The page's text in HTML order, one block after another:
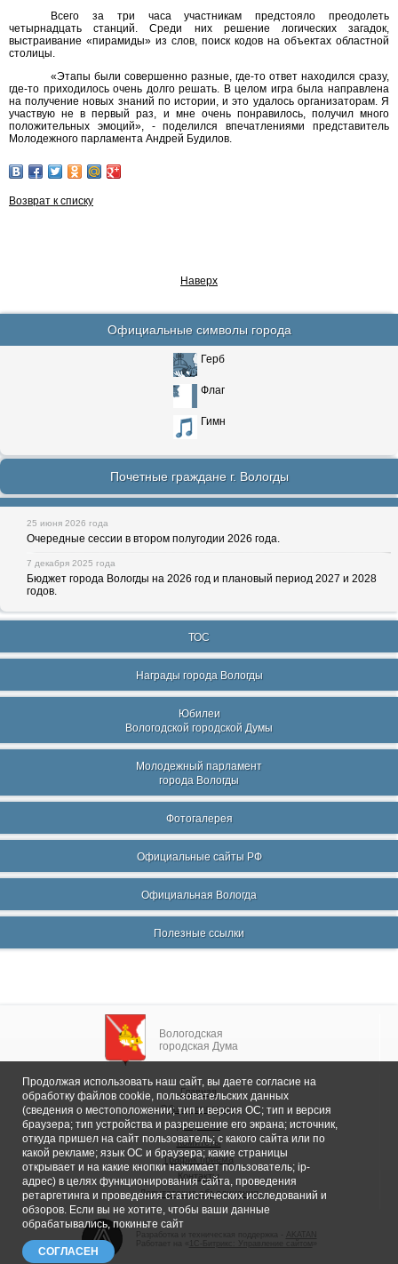
Всего за три часа участникам предстояло преодолеть
четырнадцать станций. Среди них решение логических загадок,
выстраивание «пирамиды» из слов, поиск кодов на объектах областной
столицы.
«Этапы были совершенно разные, где-то ответ находился сразу,
где-то приходилось очень долго решать. В целом игра была направлена
на получение новых знаний по истории, и это удалось организаторам. Я
участвую не в первый раз, и мне очень понравилось, получил много
положительных эмоций», - поделился впечатлениями представитель
Молодежного парламента Андрей Будилов.
Возврат к списку
Наверх
Официальные символы города
Герб
Флаг
Гимн
Почетные граждане г. Вологды
25 июня 2026 года
Очередные сессии в втором полугодии 2026 года.
7 декабря 2025 года
Бюджет города Вологды на 2026 год и плановый период 2027 и 2028
годов.
ТОС
Награды города Вологды
Юбилеи
Вологодской городской Думы
Молодежный парламент
города Вологды
Фотогалерея
Официальные сайты РФ
Официальная Вологда
Полезные ссылки
Вологодская
городская Дума
Главная
Общие сведения
Депутаты
Комитеты
График приема
Контакты
Депутатские объединения
1С-Битрикс: Управление сайтом
Продолжая использовать наш сайт, вы даете согласие на
обработку файлов cookie, пользовательских данных
(сведения о местоположении; тип и версия ОС; тип и версия
браузера; тип устройства и разрешение его экрана; источник,
откуда пришел на сайт пользователь; с какого сайта или по
какой рекламе; язык ОС и браузера; какие страницы
открывает и на какие кнопки нажимает пользователь; ip-
адрес) в целях функционирования сайта, проведения
ретаргетинга и проведения статистических исследований и
обзоров. Если вы не хотите, чтобы ваши данные
обрабатывались, покиньте сайт
СОГЛАСЕН